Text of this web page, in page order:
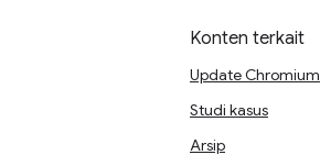
Konten terkait
Update Chromium
Studi kasus
Arsip